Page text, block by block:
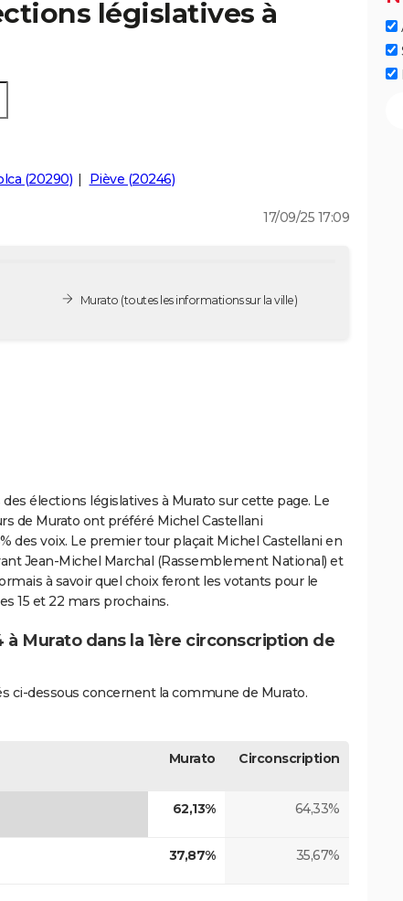
législatives à
(20290) Piève (20246)
17/09/25 17:09
Murato (toutes les informations sur la ville)
élections législatives à Murato sur cette page. Le
de Murato ont préféré Michel Castellani
des voix. Le premier tour plaçait Michel Castellani en
Jean-Michel Marchal (Rassemblement National) et
à savoir quel choix feront les votants pour le
15 et 22 mars prochains.
Murato dans la 1ère circonscription de
ci-dessous concernent la commune de Murato.
Murato Circonscription
62,13% 64,33%
37,87% 35,67%